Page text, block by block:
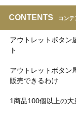
CONTENTS コンテ
アウトレットボタン
ト
アウトレットボタン
販売できるわけ
1商品100個以上の大